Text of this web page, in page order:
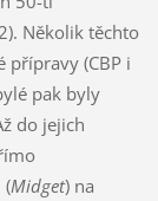
Několik těchto
(CBP i
pak byly
do jejich
(Midget) na